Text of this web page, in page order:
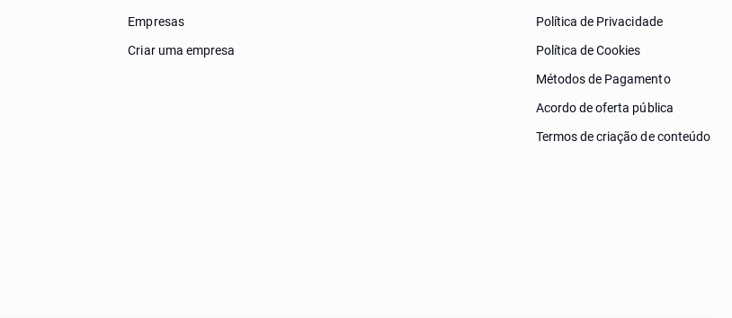
Empresas
Criar uma empresa
Política de Privacidade
Política de Cookies
Métodos de Pagamento
Acordo de oferta pública
Termos de criação de conteúdo